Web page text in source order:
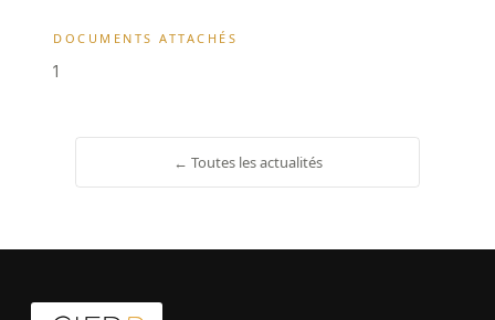
DOCUMENTS ATTACHÉS
1
← Toutes les actualités